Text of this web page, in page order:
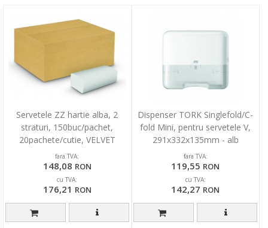
Servetele ZZ hartie alba, 2
straturi, 150buc/pachet,
20pachete/cutie, VELVET
Professional Mini
fara TVA:
148,08 RON
cu TVA:
176,21 RON
Dispenser TORK Singlefold/C-
fold Mini, pentru servetele V,
291x332x135mm - alb
fara TVA:
119,55 RON
cu TVA:
142,27 RON